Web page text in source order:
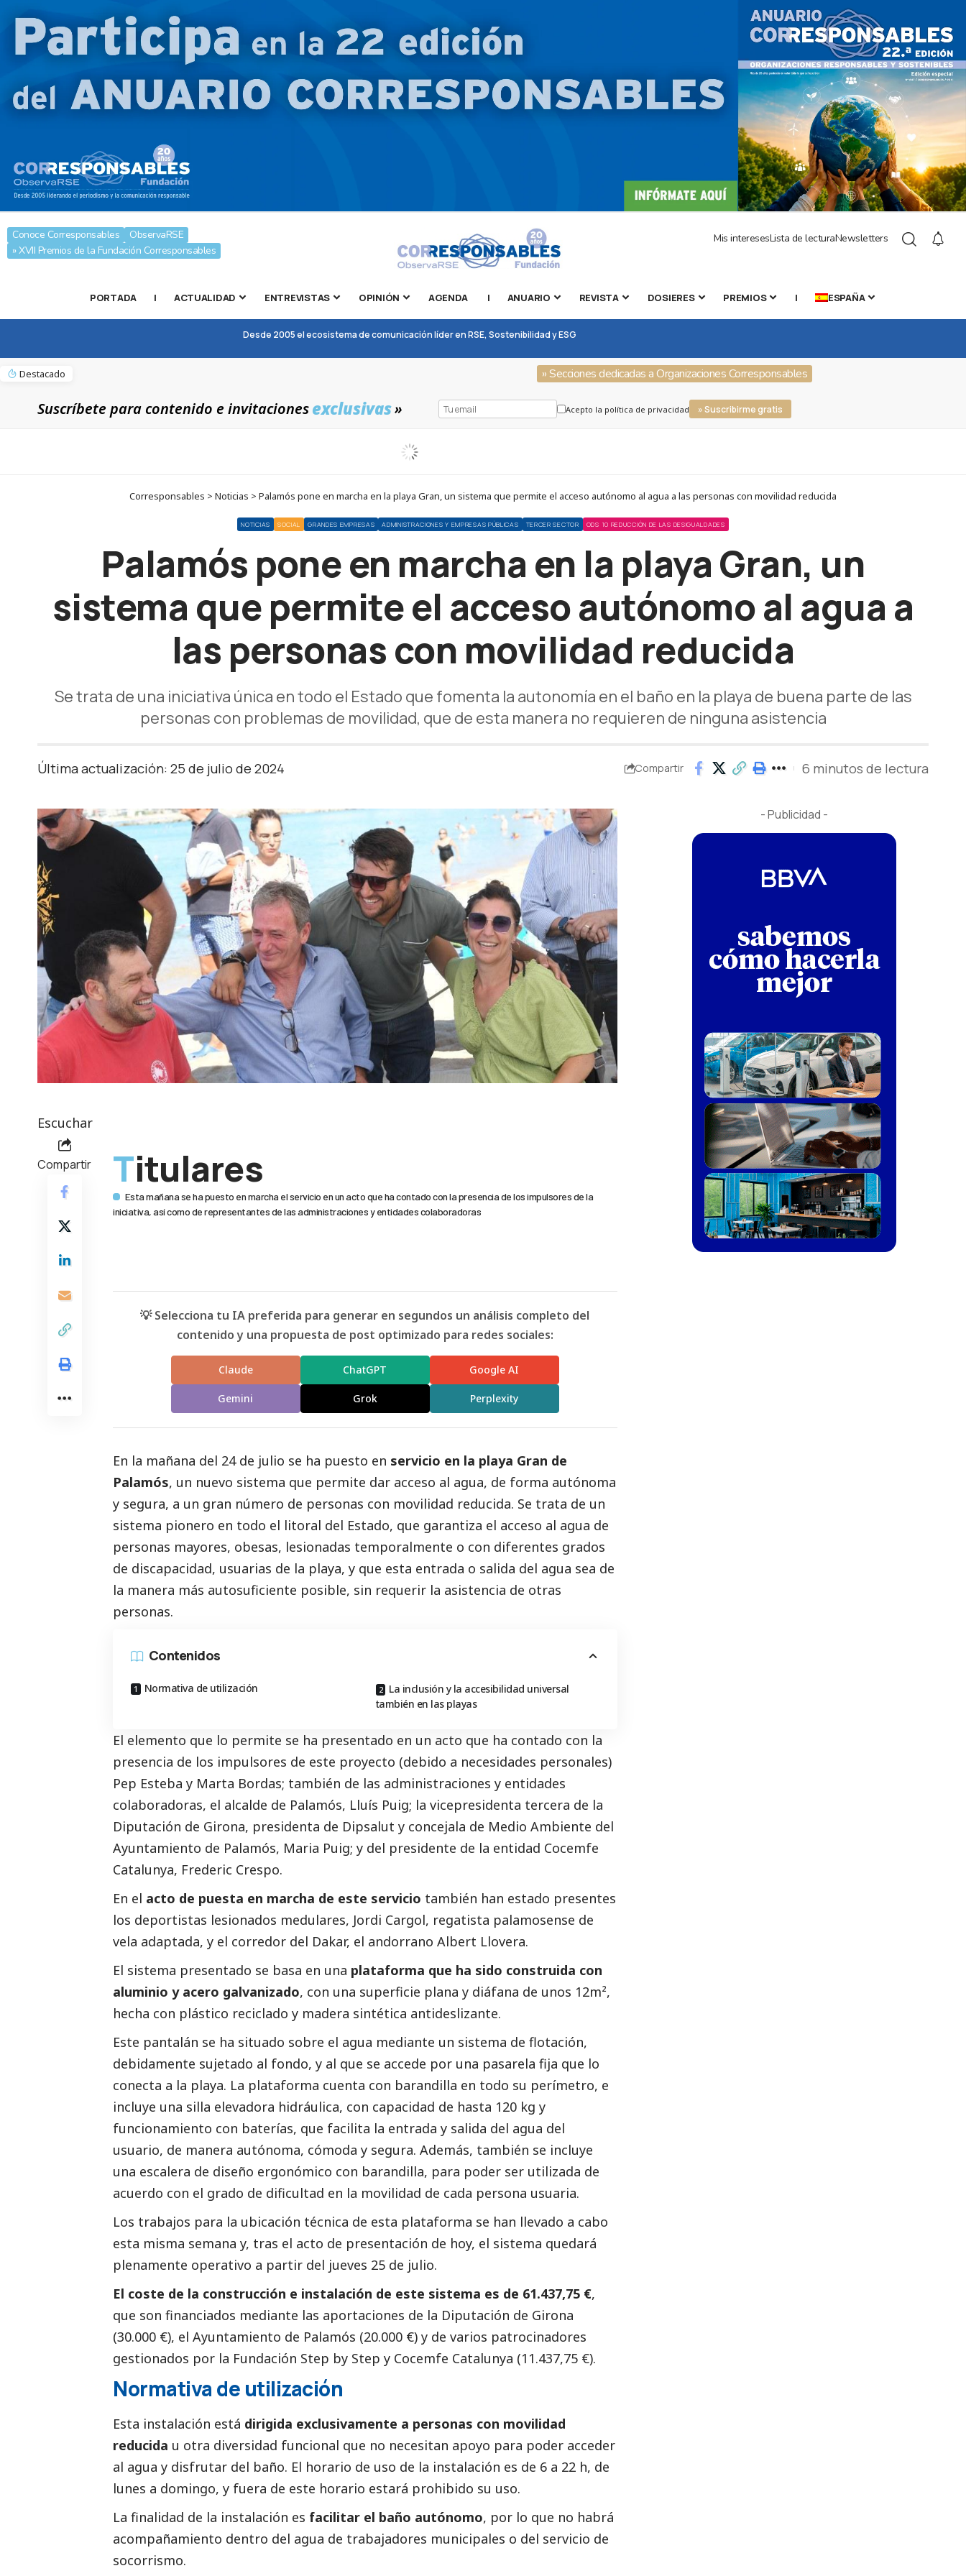
Conoce Corresponsables
ObservaRSE
» XVII Premios de la Fundación Corresponsables
Mis interesesLista de lecturaNewsletters
PORTADA | ACTUALIDAD ENTREVISTAS OPINIÓN AGENDA | ANUARIO REVISTA DOSIERES PREMIOS | ESPAÑA
Desde 2005 el ecosistema de comunicación líder en RSE, Sostenibilidad y ESG
Destacado » Secciones dedicadas a Organizaciones Corresponsables
Suscríbete para contenido e invitacionesexclusivas» Acepto la política de privacidad » Suscribirme gratis
Corresponsables > Noticias > Palamós pone en marcha en la playa Gran, un sistema que permite el acceso autónomo al agua a las personas con movilidad reducida
NOTICIAS SOCIAL GRANDES EMPRESAS ADMINISTRACIONES Y EMPRESAS PÚBLICAS TERCER SECTOR ODS 10 REDUCCIÓN DE LAS DESIGUALDADES
Palamós pone en marcha en la playa Gran, un
sistema que permite el acceso autónomo al agua a
las personas con movilidad reducida
Se trata de una iniciativa única en todo el Estado que fomenta la autonomía en el baño en la playa de buena parte de las
personas con problemas de movilidad, que de esta manera no requieren de ninguna asistencia
Última actualización: 25 de julio de 2024 Compartir 6 minutos de lectura
Escuchar
Compartir Titulares
Esta mañana se ha puesto en marcha el servicio en un acto que ha contado con la presencia de los impulsores de la
iniciativa, así como de representantes de las administraciones y entidades colaboradoras
💡 Selecciona tu IA preferida para generar en segundos un análisis completo del
contenido y una propuesta de post optimizado para redes sociales:
Claude ChatGPT Google AI
Gemini Grok Perplexity
En la mañana del 24 de julio se ha puesto en servicio en la playa Gran de
Palamós, un nuevo sistema que permite dar acceso al agua, de forma autónoma
y segura, a un gran número de personas con movilidad reducida. Se trata de un
sistema pionero en todo el litoral del Estado, que garantiza el acceso al agua de
personas mayores, obesas, lesionadas temporalmente o con diferentes grados
de discapacidad, usuarias de la playa, y que esta entrada o salida del agua sea de
la manera más autosuficiente posible, sin requerir la asistencia de otras
personas.
Contenidos
Normativa de utilización
La inclusión y la accesibilidad universal
también en las playas
El elemento que lo permite se ha presentado en un acto que ha contado con la
presencia de los impulsores de este proyecto (debido a necesidades personales)
Pep Esteba y Marta Bordas; también de las administraciones y entidades
colaboradoras, el alcalde de Palamós, Lluís Puig; la vicepresidenta tercera de la
Diputación de Girona, presidenta de Dipsalut y concejala de Medio Ambiente del
Ayuntamiento de Palamós, Maria Puig; y del presidente de la entidad Cocemfe
Catalunya, Frederic Crespo.
En el acto de puesta en marcha de este servicio también han estado presentes
los deportistas lesionados medulares, Jordi Cargol, regatista palamosense de
vela adaptada, y el corredor del Dakar, el andorrano Albert Llovera.
El sistema presentado se basa en una plataforma que ha sido construida con
aluminio y acero galvanizado, con una superficie plana y diáfana de unos 12m²,
hecha con plástico reciclado y madera sintética antideslizante.
Este pantalán se ha situado sobre el agua mediante un sistema de flotación,
debidamente sujetado al fondo, y al que se accede por una pasarela fija que lo
conecta a la playa. La plataforma cuenta con barandilla en todo su perímetro, e
incluye una silla elevadora hidráulica, con capacidad de hasta 120 kg y
funcionamiento con baterías, que facilita la entrada y salida del agua del
usuario, de manera autónoma, cómoda y segura. Además, también se incluye
una escalera de diseño ergonómico con barandilla, para poder ser utilizada de
acuerdo con el grado de dificultad en la movilidad de cada persona usuaria.
Los trabajos para la ubicación técnica de esta plataforma se han llevado a cabo
esta misma semana y, tras el acto de presentación de hoy, el sistema quedará
plenamente operativo a partir del jueves 25 de julio.
El coste de la construcción e instalación de este sistema es de 61.437,75 €,
que son financiados mediante las aportaciones de la Diputación de Girona
(30.000 €), el Ayuntamiento de Palamós (20.000 €) y de varios patrocinadores
gestionados por la Fundación Step by Step y Cocemfe Catalunya (11.437,75 €).
Normativa de utilización
Esta instalación está dirigida exclusivamente a personas con movilidad
reducida u otra diversidad funcional que no necesitan apoyo para poder acceder
al agua y disfrutar del baño. El horario de uso de la instalación es de 6 a 22 h, de
lunes a domingo, y fuera de este horario estará prohibido su uso.
La finalidad de la instalación es facilitar el baño autónomo, por lo que no habrá
acompañamiento dentro del agua de trabajadores municipales o del servicio de
socorrismo.
- Publicidad -